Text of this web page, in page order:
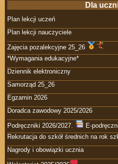
Dla
Plan lekcji uczeń
Plan lekcji nauczyciele
Zajęcia pozalekcyjne 25_26
*Wymagania edukacyjne*
Dziennik elektroniczny
Samorząd 25_26
Egzamin 2026
Doradca zawodowy 2025/2026
Podręczniki 2026/2027.
E-
Rekrutacja do szkół średnich na rok
Nagrody i obowiązki ucznia